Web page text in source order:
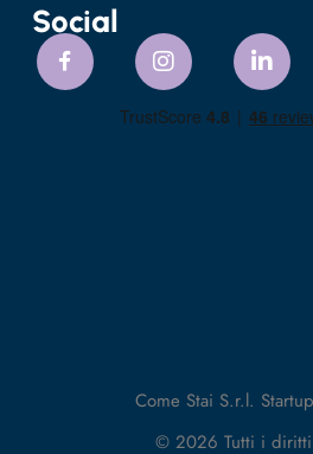
Social
Come Stai S.r.l.
© 2026 Tutti i diritti